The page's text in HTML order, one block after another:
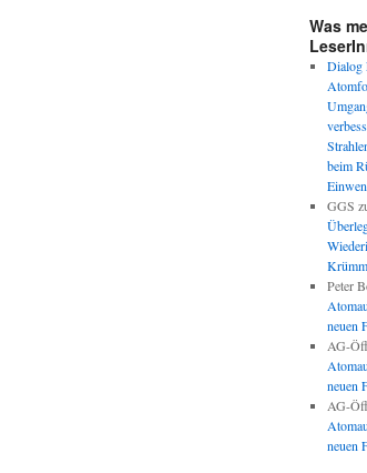
Was
Dialog
beim
GGS
Peter
neuen
AG-
neuen
AG-
neuen